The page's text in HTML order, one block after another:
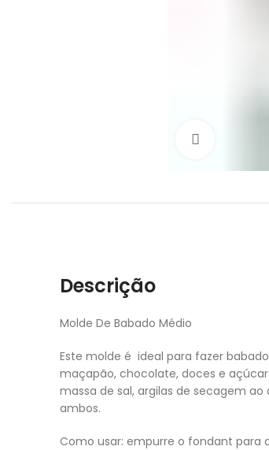
Descrição
Molde De Babado Médio
Este molde é ideal para fazer
maçapão, chocolate, doces e
massa de sal, argilas de secagem
ambos.
Como usar: empurre o fondant para